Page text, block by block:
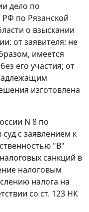
дело по
по Рязанской
о взыскании
от заявителя: не
имеется
его участия; от
изготовлена
N 8 по
с заявлением к
"В"
санкций в
налоговым
налога на
со ст. 123 НК